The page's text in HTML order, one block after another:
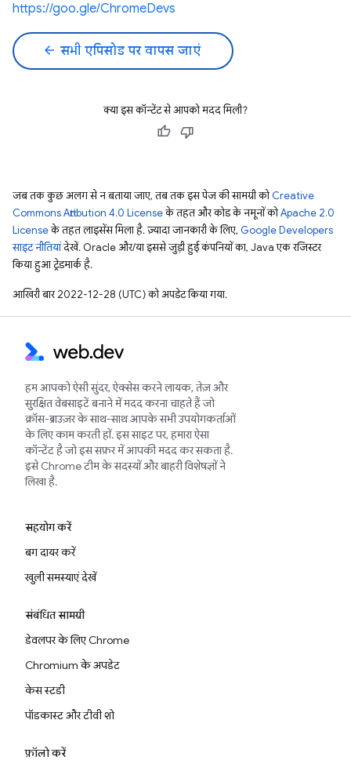
https://goo.gle/ChromeDevs
arrow_back सभी एपिसोड पर वापस जाएं
क्या इस कॉन्टेंट से आपको मदद मिली?
जब तक कुछ अलग से न बताया जाए, तब तक इस पेज की सामग्री कोCreative
Commons Attribution 4.0 Licenseके तहत और कोड के नमूनों कोApache 2.0
Licenseके तहत लाइसेंस मिला है. ज़्यादा जानकारी के लिए, Google Developers
साइट नीतियांदेखें. Oracle और/या इससे जुड़ी हुई कंपनियों का, Java एक रजिस्टर
किया हुआ ट्रेडमार्क है.
आखिरी बार 2022-12-28 (UTC) को अपडेट किया गया.
हम आपको ऐसी सुंदर, ऐक्सेस करने लायक, तेज़ और
सुरक्षित वेबसाइटें बनाने में मदद करना चाहते हैं जो
क्रॉस-ब्राउज़र के साथ-साथ आपके सभी उपयोगकर्ताओं
के लिए काम करती हों. इस साइट पर, हमारा ऐसा
कॉन्टेंट है जो इस सफ़र में आपकी मदद कर सकता है.
इसे Chrome टीम के सदस्यों और बाहरी विशेषज्ञों ने
लिखा है.
सहयोग करें
बग दायर करें
खुली समस्याएं देखें
संबंधित सामग्री
डेवलपर के लिए Chrome
Chromium के अपडेट
केस स्टडी
पॉडकास्ट और टीवी शो
फ़ॉलो करें